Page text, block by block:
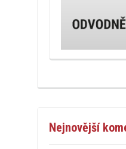
Nejnovější